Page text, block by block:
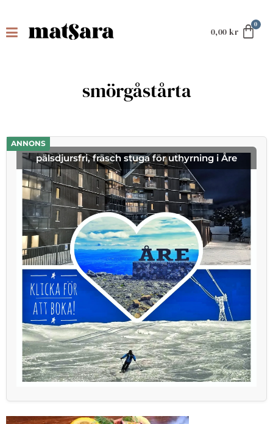
0,00 kr
smörgåstårta
ANNONS
pälsdjursfri, fräsch stuga för uthyrning i Åre